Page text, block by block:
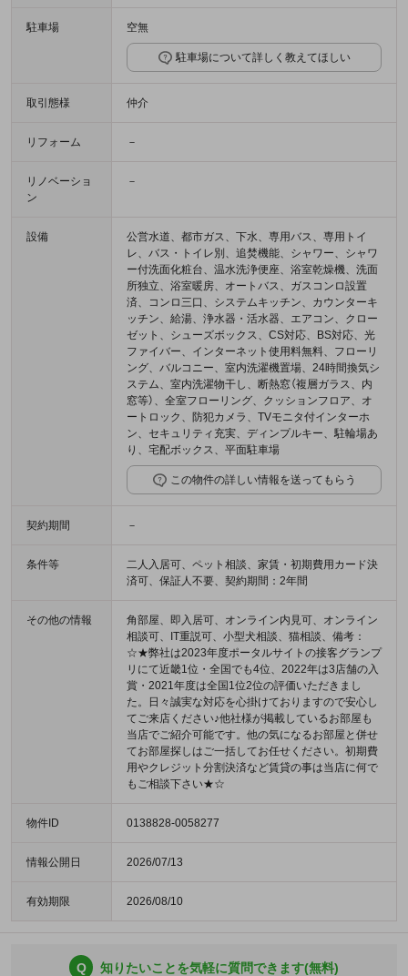
駐車場 空無
駐車場について詳しく教えてほしい
取引態様 仲介
リフォーム －
リノベーショ
ン
－
設備
公営水道、都市ガス、下水、専用バス、専用トイ
レ、バス・トイレ別、追焚機能、シャワー、シャワ
ー付洗面化粧台、温水洗浄便座、浴室乾燥機、洗面
所独立、浴室暖房、オートバス、ガスコンロ設置
済、コンロ三口、システムキッチン、カウンターキ
ッチン、給湯、浄水器・活水器、エアコン、クロー
ゼット、シューズボックス、CS対応、BS対応、光
ファイバー、インターネット使用料無料、フローリ
ング、バルコニー、室内洗濯機置場、24時間換気シ
ステム、室内洗濯物干し、断熱窓（複層ガラス、内
窓等）、全室フローリング、クッションフロア、オ
ートロック、防犯カメラ、TVモニタ付インターホ
ン、セキュリティ充実、ディンプルキー、駐輪場あ
り、宅配ボックス、平面駐車場
この物件の詳しい情報を送ってもらう
契約期間 －
条件等
二人入居可、ペット相談、家賃・初期費用カード決
済可、保証人不要、契約期間：2年間
その他の情報
角部屋、即入居可、オンライン内見可、オンライン
相談可、IT重説可、小型犬相談、猫相談、備考：
☆★弊社は2023年度ポータルサイトの接客グランプ
リにて近畿1位・全国でも4位、2022年は3店舗の入
賞・2021年度は全国1位2位の評価いただきまし
た。日々誠実な対応を心掛けておりますので安心し
てご来店ください♪他社様が掲載しているお部屋も
当店でご紹介可能です。他の気になるお部屋と併せ
てお部屋探しはご一括してお任せください。初期費
用やクレジット分割決済など賃貸の事は当店に何で
もご相談下さい★☆
物件ID 0138828-0058277
情報公開日 2026/07/13
有効期限 2026/08/10
Q 知りたいことを気軽に質問できます(無料)